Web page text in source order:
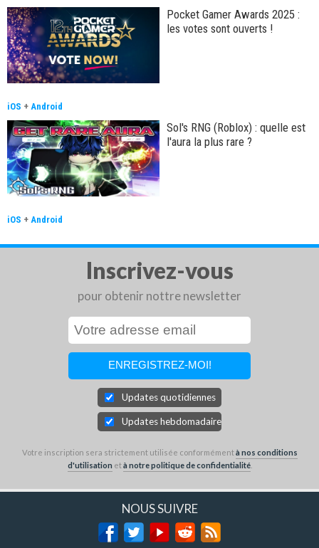
Pocket Gamer Awards 2025 :
les votes sont ouverts !
iOS + Android
Sol's RNG (Roblox) : quelle est
l'aura la plus rare ?
iOS + Android
Inscrivez-vous
pour obtenir nottre newsletter
Updates quotidiennes
Updates hebdomadaires
Votre inscription sera strictement utilisée conformémentà nos conditions
d'utilisation età notre politique de confidentialité.
NOUS SUIVRE